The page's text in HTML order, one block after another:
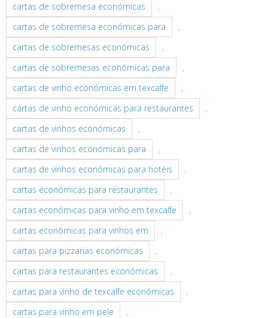
cartas de sobremesa económicas
,
cartas de sobremesa económicas para
,
cartas de sobremesas económicas
,
cartas de sobremesas económicas para
,
cartas de vinho económicas em texcalfe
,
cartas de vinho económicas para restaurantes
,
cartas de vinhos económicas
,
cartas de vinhos económicas para
,
cartas de vinhos económicas para hotéis
,
cartas económicas para restaurantes
,
cartas económicas para vinho em texcalfe
,
cartas económicas para vinhos em
,
cartas para pizzarias económicas
,
cartas para restaurantes económicas
,
cartas para vinho de texcalfe económicas
,
cartas para vinho em pele
,